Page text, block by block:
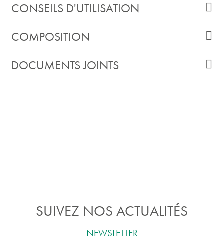
CONSEILS D'UTILISATION
COMPOSITION
DOCUMENTS JOINTS
SUIVEZ NOS ACTUALITÉS
NEWSLETTER